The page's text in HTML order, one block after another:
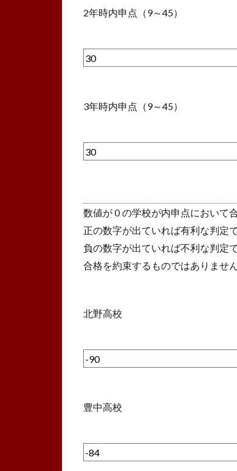
2年時内申点（9～45）
3年時内申点（9～45）
数値が０の学校が内申点において
正の数字が出ていれば有利な判定で
負の数字が出ていれば不利な判定で
合格を約束するものではありませ
北野高校
豊中高校